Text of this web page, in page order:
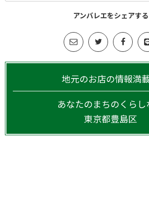
アンバレエをシェアする
地元のお店の情報満
あなたのまちのくらし
東京都豊島区